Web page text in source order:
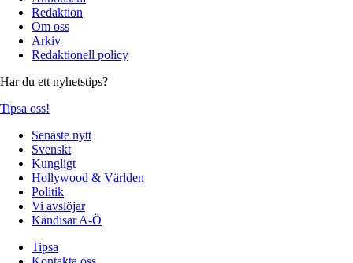
Redaktion
Om oss
Arkiv
Redaktionell policy
Har du ett nyhetstips?
Tipsa oss!
Senaste nytt
Svenskt
Kungligt
Hollywood & Världen
Politik
Vi avslöjar
Kändisar A-Ö
Tipsa